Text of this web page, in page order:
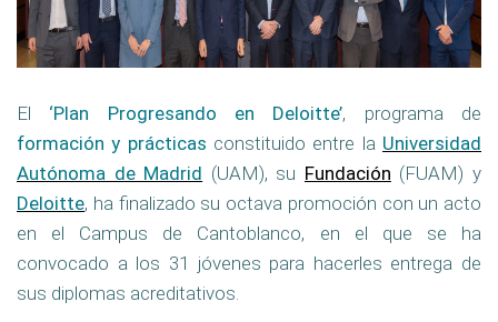
El ‘Plan Progresando en Deloitte’, programa de
formación y prácticas constituido entre la Universidad
Autónoma de Madrid (UAM), su Fundación (FUAM) y
Deloitte, ha finalizado su octava promoción con un acto
en el Campus de Cantoblanco, en el que se ha
convocado a los 31 jóvenes para hacerles entrega de
sus diplomas acreditativos.